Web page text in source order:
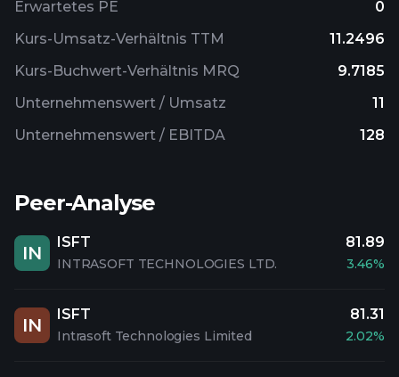
Erwartetes PE
0
Kurs-Umsatz-Verhältnis TTM
11.2496
Kurs-Buchwert-Verhältnis MRQ
9.7185
Unternehmenswert / Umsatz
11
Unternehmenswert / EBITDA
128
Peer-Analyse
IN
ISFT
INTRASOFT TECHNOLOGIES LTD.
81.89
3.46%
IN
ISFT
Intrasoft Technologies Limited
81.31
2.02%